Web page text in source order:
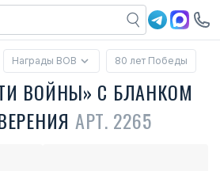
Награды ВОВ 80 лет Победы
ВОЙНЫ» С БЛАНКОМ
АРТ. 2265